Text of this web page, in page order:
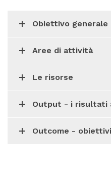
Obiettivo generale
Aree di attività
Le risorse
Output - i risultati
Outcome -